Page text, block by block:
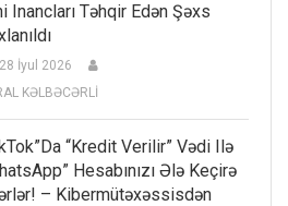
Inancları Təhqir Edən Şəxs
28 İyul 2026
KƏLBƏCƏRLİ
“kredit Verilir” Vədi Ilə
Hesabınızı Ələ Keçirə
– Kibermütəxəssisdən